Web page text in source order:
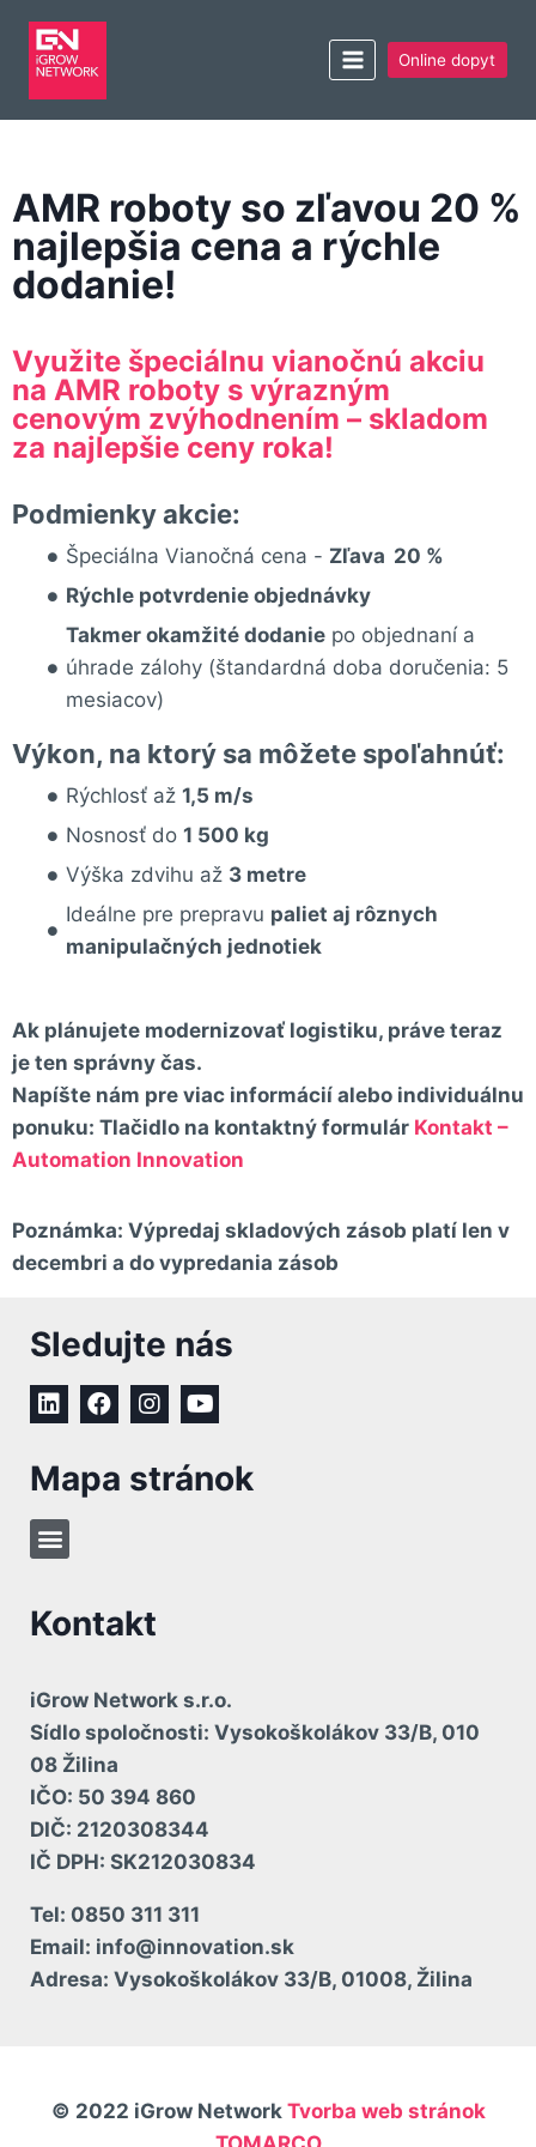
Online dopyt
AMR roboty so zľavou 20 %
najlepšia cena a rýchle
dodanie!
Využite špeciálnu vianočnú akciu
na AMR roboty s výrazným
cenovým zvýhodnením – skladom
za najlepšie ceny roka!
Podmienky akcie:
Špeciálna Vianočná cena - Zľava 20 %
Rýchle potvrdenie objednávky
Takmer okamžité dodanie po objednaní a
úhrade zálohy (štandardná doba doručenia: 5
mesiacov)
Výkon, na ktorý sa môžete spoľahnúť:
Rýchlosť až 1,5 m/s
Nosnosť do 1 500 kg
Výška zdvihu až 3 metre
Ideálne pre prepravu paliet aj rôznych
manipulačných jednotiek
Ak plánujete modernizovať logistiku, práve teraz
je ten správny čas.
Napíšte nám pre viac informácií alebo individuálnu
ponuku: Tlačidlo na kontaktný formulár Kontakt –
Automation Innovation
Poznámka: Výpredaj skladových zásob platí len v
decembri a do vypredania zásob
Sledujte nás
Mapa stránok
Kontakt
iGrow Network s.r.o.
Sídlo spoločnosti: Vysokoškolákov 33/B, 010
08 Žilina
IČO: 50 394 860
DIČ: 2120308344
IČ DPH: SK212030834
Tel: 0850 311 311
Email: info@innovation.sk
Adresa: Vysokoškolákov 33/B, 01008, Žilina
© 2022 iGrow Network Tvorba web stránok